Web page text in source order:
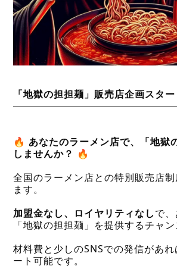
「地獄の担担麺」販売店企画スター
🔥 あなたのラーメン店で、「地獄
しませんか？ 🔥
全国のラーメン店との特別販売店
ます。
加盟金なし、ロイヤリティなしで
「地獄の担担麺」を提供するチャン
材料費と少しのSNSでの発信があ
ート可能です。